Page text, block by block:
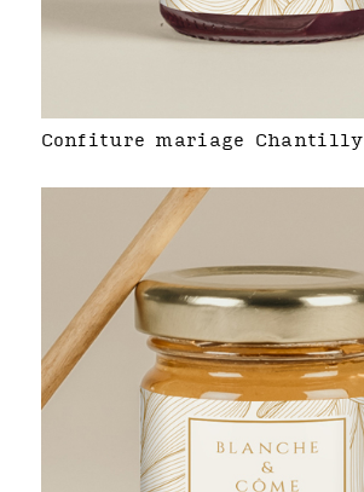
Confiture mariage Chantilly